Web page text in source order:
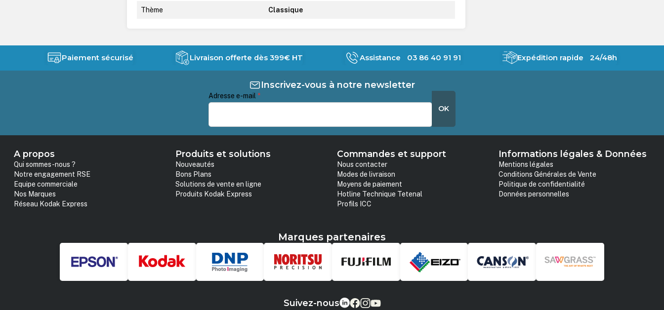
Thème Classique
Paiement sécurisé Livraison offerte dès 399€ HT Assistance 03 86 40 91 91 Expédition rapide 24/48h
Inscrivez-vous à notre newsletter
Adresse e-mail *
OK
A propos
Qui sommes-nous ?
Notre engagement RSE
Equipe commerciale
Nos Marques
Réseau Kodak Express
Produits et solutions
Nouveautés
Bons Plans
Solutions de vente en ligne
Produits Kodak Express
Commandes et support
Nous contacter
Modes de livraison
Moyens de paiement
Hotline Technique Tetenal
Profils ICC
Informations légales & Données
Mentions légales
Conditions Générales de Vente
Politique de confidentialité
Données personnelles
Marques partenaires
Suivez-nous